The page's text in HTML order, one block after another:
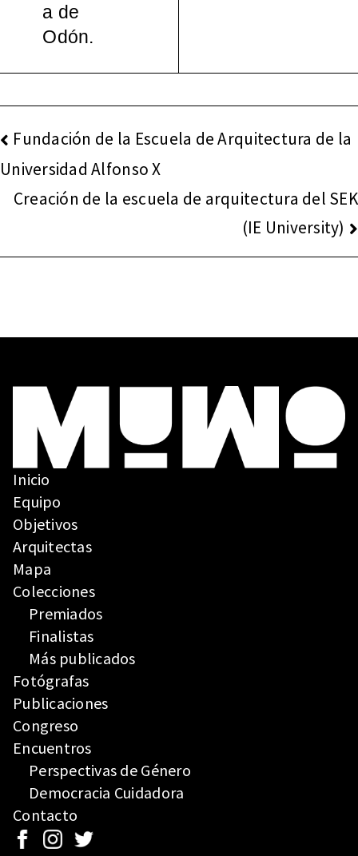
a de
Odón.
NAVEGACIÓN
DE
ENTRADAS
Fundación de la Escuela de Arquitectura de la
Universidad Alfonso X
Creación de la escuela de arquitectura del SEK
(IE University)
Inicio
Equipo
Objetivos
Arquitectas
Mapa
Colecciones
Premiados
Finalistas
Más publicados
Fotógrafas
Publicaciones
Congreso
Encuentros
Perspectivas de Género
Democracia Cuidadora
Contacto